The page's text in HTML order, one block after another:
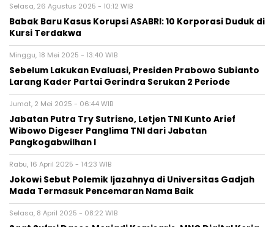
Selasa, 26 Agustus 2025 - 10:12 WIB
Babak Baru Kasus Korupsi ASABRI: 10 Korporasi Duduk di
Kursi Terdakwa
Minggu, 18 Mei 2025 - 13:40 WIB
Sebelum Lakukan Evaluasi, Presiden Prabowo Subianto
Larang Kader Partai Gerindra Serukan 2 Periode
Jumat, 2 Mei 2025 - 06:44 WIB
Jabatan Putra Try Sutrisno, Letjen TNI Kunto Arief
Wibowo Digeser Panglima TNI dari Jabatan
Pangkogabwilhan I
Rabu, 16 April 2025 - 14:23 WIB
Jokowi Sebut Polemik Ijazahnya di Universitas Gadjah
Mada Termasuk Pencemaran Nama Baik
Selasa, 8 April 2025 - 08:22 WIB